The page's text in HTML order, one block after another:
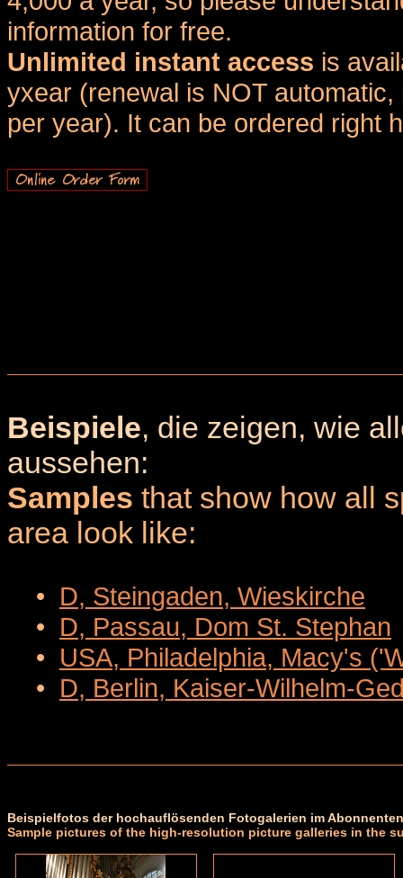
information for free.
Unlimited instant access is
yxear (renewal is NOT
per year). It can be ordered right
Beispiele, die zeigen, wie
aussehen:
Samples that show how all
area look like:
• D, Steingaden, Wieskirche
• D, Passau, Dom St. Stephan
• USA, Philadelphia, Macy's
• D, Berlin, Kaiser-Wilhelm-
Beispielfotos der hochauflösenden Fotogalerien im
Sample pictures of the high-resolution picture galleries in the